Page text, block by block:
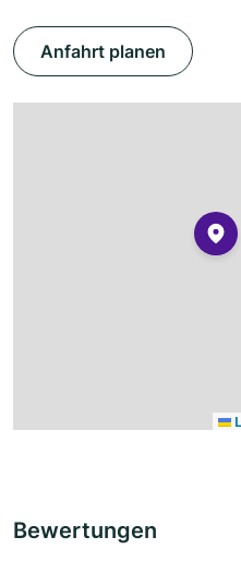
Anfahrt planen
Bewertungen